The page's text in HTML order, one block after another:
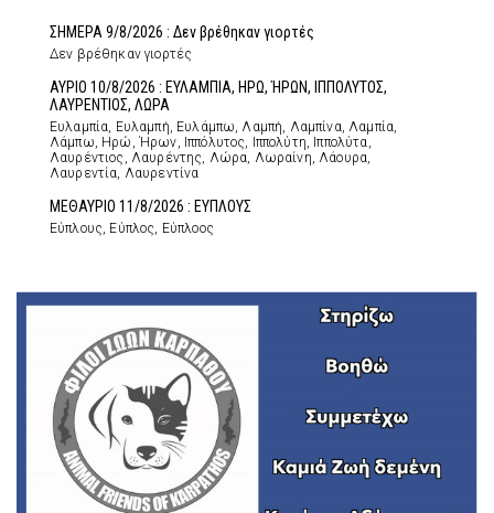
ΣΗΜΕΡΑ 9/8/2026 : Δεν βρέθηκαν γιορτές
Δεν βρέθηκαν γιορτές
ΑΥΡΙΟ 10/8/2026 : ΕΥΛΑΜΠΙΑ, ΗΡΩ, ΉΡΩΝ, ΙΠΠΟΛΥΤΟΣ,
ΛΑΥΡΕΝΤΙΟΣ, ΛΩΡΑ
Ευλαμπία, Ευλαμπή, Ευλάμπω, Λαμπή, Λαμπίνα, Λαμπία,
Λάμπω, Ηρώ, Ήρων, Ιππόλυτος, Ιππολύτη, Ιππολύτα,
Λαυρέντιος, Λαυρέντης, Λώρα, Λωραίνη, Λάουρα,
Λαυρεντία, Λαυρεντίνα
ΜΕΘΑΥΡΙΟ 11/8/2026 : ΕΥΠΛΟΥΣ
Εύπλους, Εύπλος, Εύπλοος